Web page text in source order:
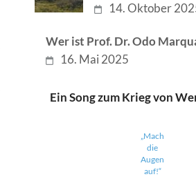
14. Oktober
Wer ist Prof. Dr. Odo
16. Mai 2025
Ein Song zum Krieg von
„Mach
die
Augen
auf!“